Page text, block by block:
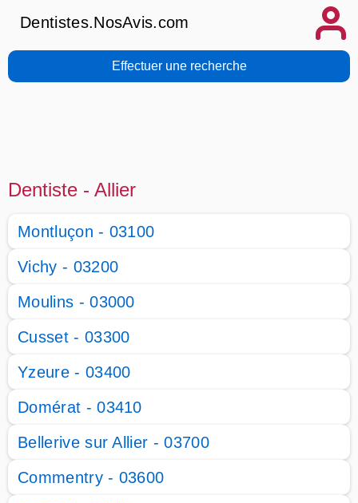
Dentistes.NosAvis.com
Effectuer une recherche
Dentiste - Allier
Montluçon - 03100
Vichy - 03200
Moulins - 03000
Cusset - 03300
Yzeure - 03400
Domérat - 03410
Bellerive sur Allier - 03700
Commentry - 03600